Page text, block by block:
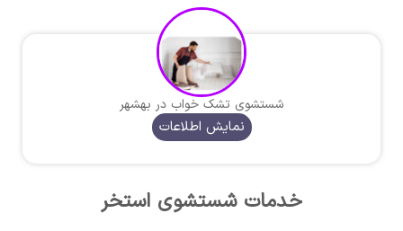
شستشوی تشک خواب در بهشهر
نمایش اطلاعات
خدمات شستشوی استخر